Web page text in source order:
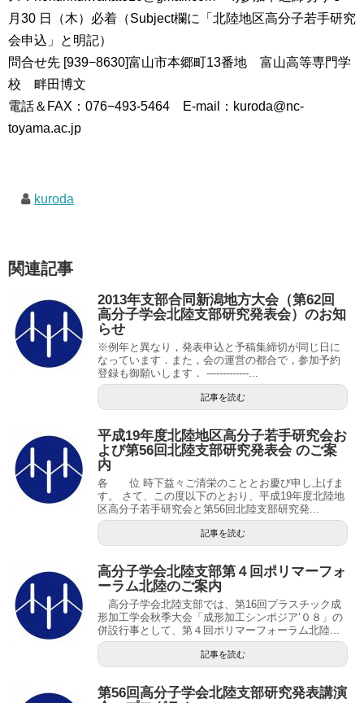
月30 日（木）必着（Subject欄に「北陸地区高分子若手研究
会申込」と明記）
問合せ先 [939−8630]富山市本郷町13番地 富山高等専門学
校 畔田博文
電話＆FAX：076−493-5464 E-mail：kuroda@nc-
toyama.ac.jp
kuroda
関連記事
2013年支部合同新潟地方大会（第62回
高分子学会北陸支部研究発表会）のお知
らせ
※例年と異なり，発表申込と予稿集締切が同じ日に
なっています．また，会の運営の都合で，参加予約
登録も御願いします． -------------...
記事を読む
平成19年度北陸地区高分子若手研究会お
よび第56回北陸支部研究発表会 のご案
内
各 位 時下益々ご清栄のこととお慶び申し上げま
す。 さて、この度以下のとおり、平成19年度北陸地
区高分子若手研究会と第56回北陸支部研究発...
記事を読む
高分子学会北陸支部第４回ポリマーフォ
ーラム北陸のご案内
高分子学会北陸支部では、第16回プラスチック成
形加工学会秋季大会「成形加工シンポジア‘０８」の
併設行事として、第４回ポリマーフォーラム北陸...
記事を読む
第56回高分子学会北陸支部研究発表講演